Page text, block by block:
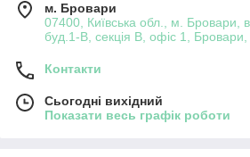
м. Бровари
07400, Київська обл., м. Бровари,
буд.1-В, секція В, офіс 1, Бровари,
Контакти
Сьогодні вихідний
Показати весь графік роботи